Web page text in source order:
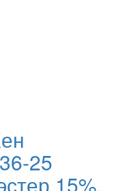
25
15%,